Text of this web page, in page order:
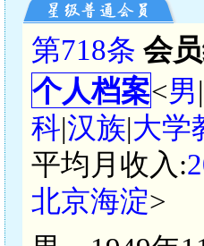
第718条 会
个人档案<男|
科|汉族|大学
平均月收入:
北京海淀>